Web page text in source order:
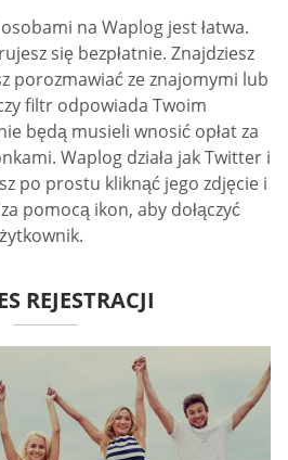
na Waplog jest łatwa.
się bezpłatnie. Znajdziesz
porozmawiać ze znajomymi lub
filtr odpowiada Twoim
będą musieli wnosić opłat za
Waplog działa jak Twitter i
po prostu kliknąć jego zdjęcie i
pomocą ikon, aby dołączyć
REJESTRACJI